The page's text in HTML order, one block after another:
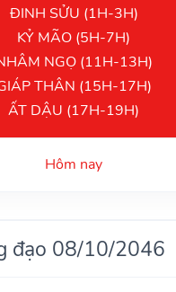
ĐINH SỬU (1H-3H)
KỶ MÃO (5H-7H)
NGỌ (11H-13H)
THÂN (15H-17H)
ẤT DẬU (17H-19H)
Hôm nay
đạo 08/10/2046